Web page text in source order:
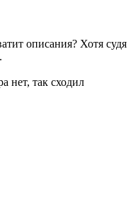
описания? Хотя судя
нет, так сходил